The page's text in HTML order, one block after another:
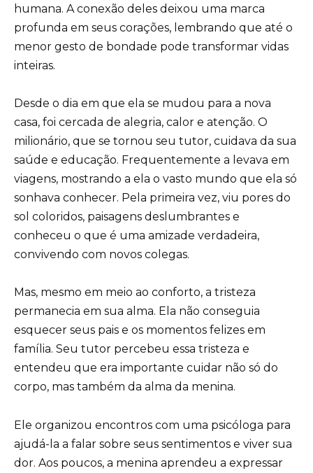
humana. A conexão deles deixou uma marca
profunda em seus corações, lembrando que até o
menor gesto de bondade pode transformar vidas
inteiras.
Desde o dia em que ela se mudou para a nova
casa, foi cercada de alegria, calor e atenção. O
milionário, que se tornou seu tutor, cuidava da sua
saúde e educação. Frequentemente a levava em
viagens, mostrando a ela o vasto mundo que ela só
sonhava conhecer. Pela primeira vez, viu pores do
sol coloridos, paisagens deslumbrantes e
conheceu o que é uma amizade verdadeira,
convivendo com novos colegas.
Mas, mesmo em meio ao conforto, a tristeza
permanecia em sua alma. Ela não conseguia
esquecer seus pais e os momentos felizes em
família. Seu tutor percebeu essa tristeza e
entendeu que era importante cuidar não só do
corpo, mas também da alma da menina.
Ele organizou encontros com uma psicóloga para
ajudá-la a falar sobre seus sentimentos e viver sua
dor. Aos poucos, a menina aprendeu a expressar